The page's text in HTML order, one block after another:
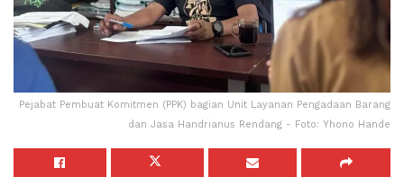
Pejabat Pembuat Komitmen (PPK) bagian Unit Layanan Pengadaan Barang
dan Jasa Handrianus Rendang - Foto: Yhono Hande